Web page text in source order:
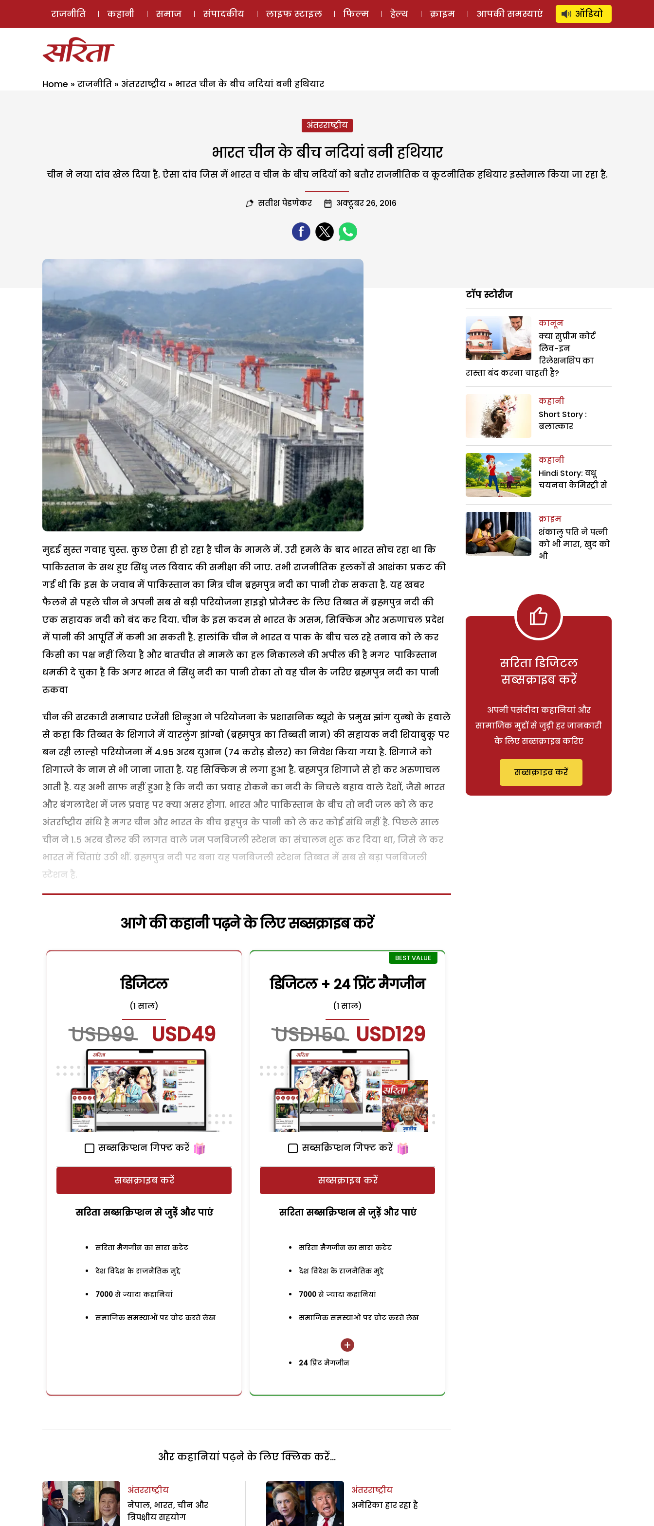
ई-मैगज़ीन ऑडियो स्टोरी लॉग इन ⚲ SUBSCRIBE
राजनीति कहानी समाज संपादकीय लाइफ स्टाइल फिल्म हेल्थ क्राइम आपकी समस्याएं ऑडियो
Home » राजनीति » अंतरराष्ट्रीय » भारत चीन के बीच नदियां बनी हथियार
अंतरराष्ट्रीय
भारत चीन के बीच नदियां बनी हथियार
चीन ने नया दांव खेल दिया है. ऐसा दांव जिस में भारत व चीन के बीच नदियों को बतौर राजनीतिक व कूटनीतिक हथियार इस्तेमाल किया जा रहा है.
सतीश पेडणेकर अक्टूबर 26, 2016
मुद्दई सुस्त गवाह चुस्त. कुछ ऐसा ही हो रहा है चीन के मामले में. उरी हमले के बाद भारत सोच रहा था कि
पाकिस्तान के सथ हुए सिंधु जल विवाद की समीक्षा की जाए. तभी राजनीतिक हलकों से आशंका प्रकट की
गई थी कि इस के जवाब में पाकिस्तान का मित्र चीन ब्रह्मपुत्र नदी का पानी रोक सकता है. यह खबर
फैलने से पहले चीन ने अपनी सब से बड़ी परियोजना हाइड्रो प्रोजैक्ट के लिए तिब्बत में ब्रह्मपुत्र नदी की
एक सहायक नदी को बंद कर दिया. चीन के इस कदम से भारत के असम, सिक्किम और अरुणाचल प्रदेश
में पानी की आपूर्ति में कमी आ सकती है. हालांकि चीन ने भारत व पाक के बीच चल रहे तनाव को ले कर
किसी का पक्ष नहीं लिया है और बातचीत से मामले का हल निकालने की अपील की है मगर पाकिस्तान
धमकी दे चुका है कि अगर भारत ने सिंधु नदी का पानी रोका तो वह चीन के जरिए ब्रह्मपुत्र नदी का पानी
रुकवा
चीन की सरकारी समाचार एजेंसी शिन्हुआ ने परियोजना के प्रशासनिक ब्यूरो के प्रमुख झांग युन्बो के हवाले
से कहा कि तिब्बत के शिगाजे में यारलुंग झांग्बो (ब्रह्मपुत्र का तिब्बती नाम) की सहायक नदी शियाबुकू पर
बन रही लाल्हो परियोजना में 4.95 अरब युआन (74 करोड़ डौलर) का निवेश किया गया है. शिगाजे को
शिगात्जे के नाम से भी जाना जाता है. यह सिक्किम से लगा हुआ है. ब्रह्मपुत्र शिगाजे से हो कर अरुणाचल
आती है. यह अभी साफ नहीं हुआ है कि नदी का प्रवाह रोकने का नदी के निचले बहाव वाले देशों, जैसे भारत
और बंगलादेश में जल प्रवाह पर क्या असर होगा. भारत और पाकिस्तान के बीच तो नदी जल को ले कर
अंतर्राष्ट्रीय संधि है मगर चीन और भारत के बीच ब्रहपुत्र के पानी को ले कर कोई संधि नहीं है. पिछले साल
चीन ने 1.5 अरब डौलर की लागत वाले जम पनबिजली स्टेशन का संचालन शुरू कर दिया था, जिसे ले कर
भारत में चिंताएं उठी थीं. ब्रह्मपुत्र नदी पर बना यह पनबिजली स्टेशन तिब्बत में सब से बड़ा पनबिजली
स्टेशन है.
आगे की कहानी पढ़ने के लिए सब्सक्राइब करें
डिजिटल
(1 साल)
USD99 USD49
सब्सक्रिप्शन गिफ्ट करें
सब्सक्राइब करें
सरिता सब्सक्रिप्शन से जुड़ेें और पाएं
सरिता मैगजीन का सारा कंटेंट
देश विदेश के राजनैतिक मुद्दे
7000 से ज्यादा कहानियां
समाजिक समस्याओं पर चोट करते लेख
डिजिटल + 24 प्रिंट मैगजीन
(1 साल)
USD150 USD129
सब्सक्रिप्शन गिफ्ट करें
सब्सक्राइब करें
सरिता सब्सक्रिप्शन से जुड़ेें और पाएं
सरिता मैगजीन का सारा कंटेंट
देश विदेश के राजनैतिक मुद्दे
7000 से ज्यादा कहानियां
समाजिक समस्याओं पर चोट करते लेख
24 प्रिंट मैगजीन
और कहानियां पढ़ने के लिए क्लिक करें...
अंतरराष्ट्रीय
नेपाल, भारत, चीन और
त्रिपक्षीय सहयोग
अंतरराष्ट्रीय
अमेरिका हार रहा है
टॉप स्टोरीज
कानून
क्या सुप्रीम कोर्ट
लिव-इन
रिलेशनशिप का
रास्ता बंद करना चाहती है?
कहानी
Short Story :
बलात्कार
कहानी
Hindi Story: वधू
चयनवा केमिस्ट्री से
क्राइम
शंकालु पति ने पत्नी
को भी मारा, खुद को
भी
सरिता डिजिटल
सब्सक्राइब करें
अपनी पसंदीदा कहानियां और
सामाजिक मुद्दों से जुड़ी हर जानकारी
के लिए सब्सक्राइब करिए
सब्सक्राइब करें